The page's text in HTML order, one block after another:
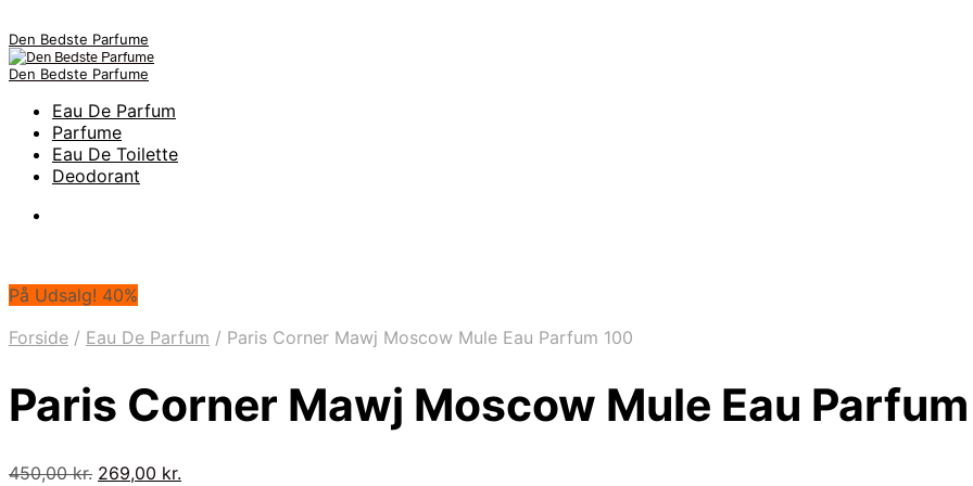
Den Bedste Parfume
Den Bedste Parfume
Eau De Parfum
Parfume
Eau De Toilette
Deodorant
På Udsalg! 40%
Forside / Eau De Parfum / Paris Corner Mawj Moscow Mule Eau Parfum 100
Paris Corner Mawj Moscow Mule Eau
450,00kr. Den
269,00 kr.